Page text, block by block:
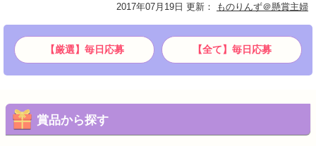
2017年07月19日 更新 ： ものりんず＠懸賞主婦
【厳選】毎日応募 【全て】毎日応募
賞品から探す